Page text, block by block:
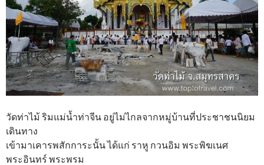
วัดท่าไม้ ริมแม่น้ำท่าจีน อยู่ไม่ไกลจากหมู่บ้านที่ประชาชนนิยม
เดินทาง
เข้ามาเคารพสักการะนั้น ได้แก่ ราหู กวนอิม พระพิฆเนศ
พระอินทร์ พระพรม